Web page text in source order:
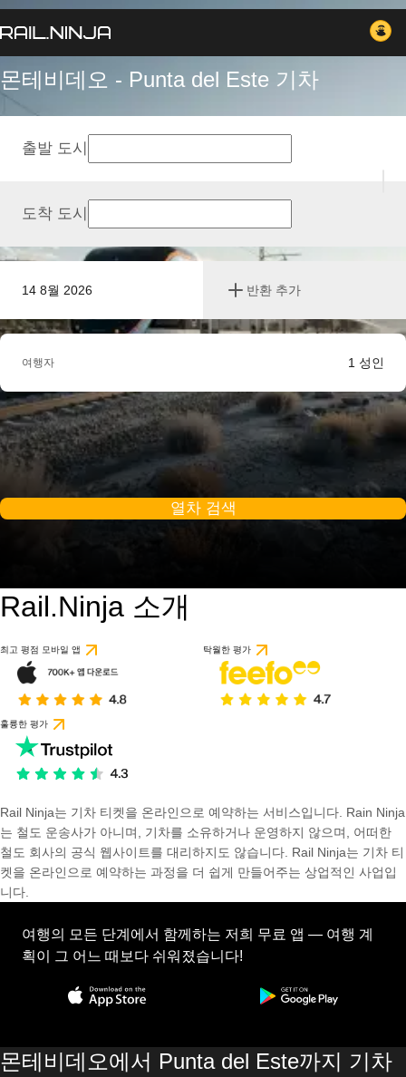
몬테비데오 - Punta del Este 기차
14 8월 2026 반환 추가
출발 도시
도착 도시
여행자 1 성인
열차 검색
Rail.Ninja 소개
최고 평점 모바일 앱 탁월한 평가
훌륭한 평가
Rail Ninja는 기차 티켓을 온라인으로 예약하는 서비스입니다. Rain Ninja
는 철도 운송사가 아니며, 기차를 소유하거나 운영하지 않으며, 어떠한
철도 회사의 공식 웹사이트를 대리하지도 않습니다. Rail Ninja는 기차 티
켓을 온라인으로 예약하는 과정을 더 쉽게 만들어주는 상업적인 사업입
니다.
여행의 모든 단계에서 함께하는 저희 무료 앱 — 여행 계
획이 그 어느 때보다 쉬워졌습니다!
몬테비데오에서 Punta del Este까지 기차